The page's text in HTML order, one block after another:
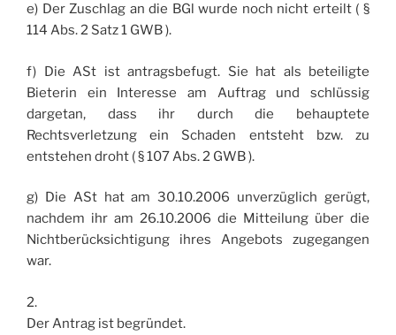
e) Der Zuschlag an die BGl wurde noch nicht erteilt ( §
114 Abs. 2 Satz 1 GWB ).
f) Die ASt ist antragsbefugt. Sie hat als beteiligte
Bieterin ein Interesse am Auftrag und schlüssig
dargetan, dass ihr durch die behauptete
Rechtsverletzung ein Schaden entsteht bzw. zu
entstehen droht ( § 107 Abs. 2 GWB ).
g) Die ASt hat am 30.10.2006 unverzüglich gerügt,
nachdem ihr am 26.10.2006 die Mitteilung über die
Nichtberücksichtigung ihres Angebots zugegangen
war.
2.
Der Antrag ist begründet.